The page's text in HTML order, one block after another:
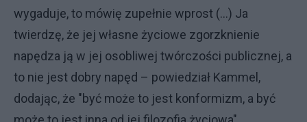
wygaduje, to mówię zupełnie wprost (...) Ja
twierdzę, że jej własne życiowe zgorzknienie
napędza ją w jej osobliwej twórczości publicznej, a
to nie jest dobry napęd – powiedział Kammel,
dodając, że "być może to jest konformizm, a być